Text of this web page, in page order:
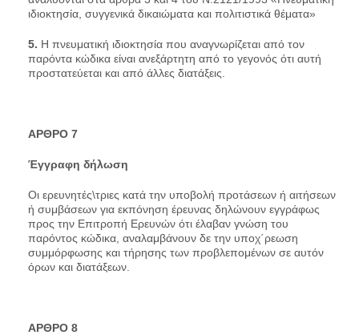
ιδιοκτησία, συγγενικά δικαιώματα και πολιτιστικά θέματα»
5. Η πνευματική ιδιοκτησία που αναγνωρίζεται από τον
παρόντα κώδικα είναι ανεξάρτητη από το γεγονός ότι αυτή
προστατεύεται και από άλλες διατάξεις.
AΡΘΡΟ 7
Έγγραφη δήλωση
Οι ερευνητές\τριες κατά την υποβολή προτάσεων ή αιτήσεων
ή συμβάσεων για εκπόνηση έρευνας δηλώνουν εγγράφως
προς την Επιτροπή Ερευνών ότι έλαβαν γνώση του
παρόντος κώδικα, αναλαμβάνουν δε την υποχ΄ρεωση
συμμόρφωσης και τήρησης των προβλεπομένων σε αυτόν
όρων και διατάξεων.
AΡΘΡΟ 8